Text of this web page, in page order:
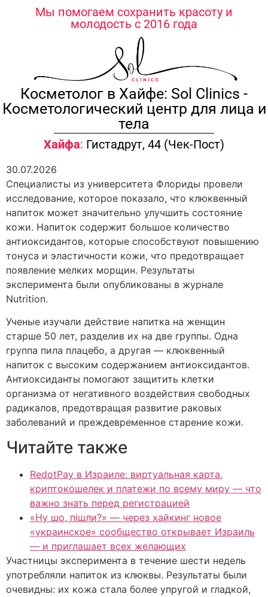
содержимомуМы помогаем сохранить красоту и
молодость с 2016 года
Косметолог в Хайфе: Sol Clinics -
Косметологический центр для лица и
тела
Хайфа: Гистадрут, 44 (Чек-Пост)
30.07.2026
Специалисты из университета Флориды провели
исследование, которое показало, что клюквенный
напиток может значительно улучшить состояние
кожи. Напиток содержит большое количество
антиоксидантов, которые способствуют повышению
тонуса и эластичности кожи, что предотвращает
появление мелких морщин. Результаты
эксперимента были опубликованы в журнале
Nutrition.
Ученые изучали действие напитка на женщин
старше 50 лет, разделив их на две группы. Одна
группа пила плацебо, а другая — клюквенный
напиток с высоким содержанием антиоксидантов.
Антиоксиданты помогают защитить клетки
организма от негативного воздействия свободных
радикалов, предотвращая развитие раковых
заболеваний и преждевременное старение кожи.
Читайте также
RedotPay в Израиле: виртуальная карта,
криптокошелек и платежи по всему миру — что
важно знать перед регистрацией
«Ну шо, пішли?» — через хайкинг новое
«украинское» сообщество открывает Израиль
— и приглашает всех желающих
Участницы эксперимента в течение шести недель
употребляли напиток из клюквы. Результаты были
очевидны: их кожа стала более упругой и гладкой,